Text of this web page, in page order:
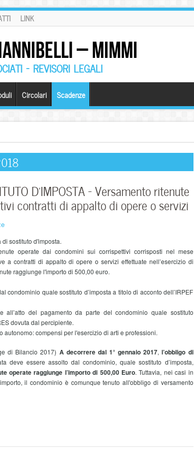
LINK
– MIMMI
– REVISORI LEGALI
Circolari Scadenze
D’IMPOSTA – Versamento ritenute
contratti di appalto di opere o servizi
sostituto d'imposta.
operate dai condomini sui corrispettivi corrisposti nel mese
a contratti di appalto di opere o servizi effettuate nell’esercizio di
raggiunge l'importo di 500,00 euro.
condominio quale sostituto d’imposta a titolo di acconto dell’IRPEF
all’atto del pagamento da parte del condominio quale sostituto
dovuta dal percipiente.
autonomo: compensi per l'esercizio di arti e professioni.
di Bilancio 2017) A decorrere dal 1° gennaio 2017,l’obbligo di
deve essere assolto dal condominio, quale sostituto d’imposta,
operate raggiunge l’importo di 500,00 Euro. Tuttavia, nei casi in
il condominio è comunque tenuto all'obbligo di versamento